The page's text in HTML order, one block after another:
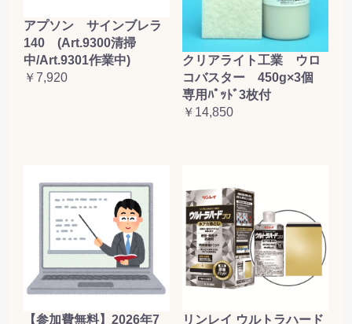
アプソン サインブレラ
140 (Art.9300清掃
中/Art.9301作業中)
￥7,920
クリアライト工業 ウロ
コバスター 450g×3個
専用ﾊﾟｯﾄﾞ3枚付
￥14,850
【参加費無料】2026年7
リンレイ ウルトラハード